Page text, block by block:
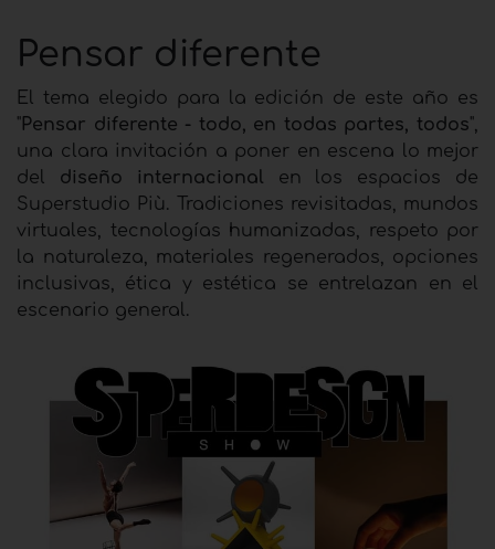
Pensar diferente
El tema elegido para la edición de este año es
"Pensar diferente - todo, en todas partes, todos",
una clara invitación a poner en escena lo mejor
del diseño internacional en los espacios de
Superstudio Più. Tradiciones revisitadas, mundos
virtuales, tecnologías humanizadas, respeto por
la naturaleza, materiales regenerados, opciones
inclusivas, ética y estética se entrelazan en el
escenario general.